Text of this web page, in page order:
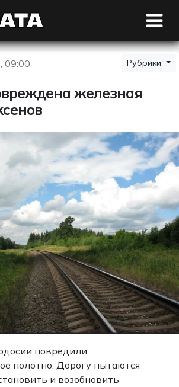
09:00 Рубрики
железная
повредили
полотно. Дорогу пытаются
и возобновить